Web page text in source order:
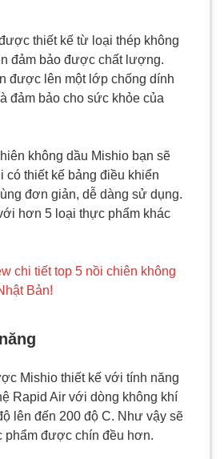
thiết kế từ loại thép không
đảm bảo được chất lượng.
được lên một lớp chống dính
đảm bảo cho sức khỏe của
không dầu Mishio bạn sẽ
có thiết kế bảng điều khiển
đơn giản, dễ dàng sử dụng.
hơn 5 loại thực phẩm khác
chi tiết top 5 nồi chiên không
Bản!
Mishio thiết kế với tính năng
Rapid Air với dòng không khí
lên đến 200 độ C. Như vậy sẽ
phẩm được chín đều hơn.